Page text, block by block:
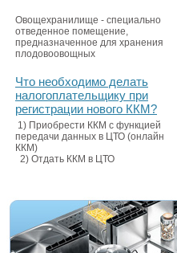
Овощехранилище - специально
отведенное помещение,
предназначенное для хранения
плодовоовощных
Что необходимо делать
налогоплательщику при
регистрации нового ККМ?
1) Приобрести ККМ с функцией
передачи данных в ЦТО (онлайн
ККМ)
2) Отдать ККМ в ЦТО